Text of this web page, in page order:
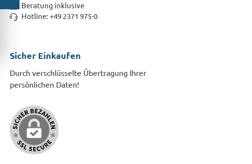
Beratung inklusive
Hotline: +49 2371 975-0
Sicher Einkaufen
Durch verschlüsselte Übertragung Ihrer
persönlichen Daten!